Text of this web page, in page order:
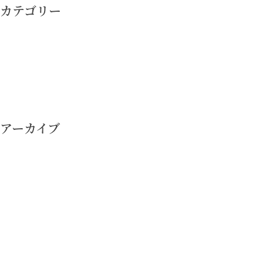
カテゴリー
アーカイブ